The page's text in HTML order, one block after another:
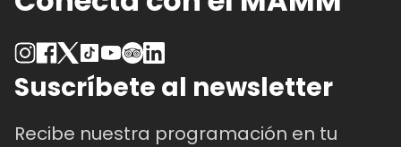
Suscríbete al newsletter
Recibe nuestra programación en tu